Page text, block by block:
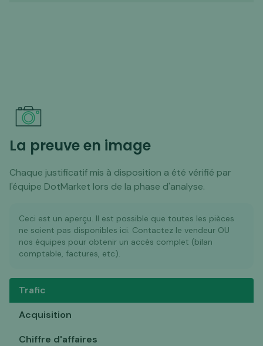
La preuve en image
Chaque justificatif mis à disposition a été vérifié par
l'équipe DotMarket lors de la phase d'analyse.
Ceci est un aperçu. Il est possible que toutes les pièces
ne soient pas disponibles ici. Contactez le vendeur OU
nos équipes pour obtenir un accès complet (bilan
comptable, factures, etc).
Trafic
Acquisition
Chiffre d'affaires